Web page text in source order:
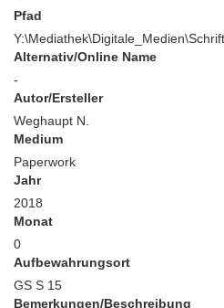
Pfad
Alternativ/Online Name
-
Autor/Ersteller
Weghaupt N.
Medium
Paperwork
Jahr
2018
Monat
0
Aufbewahrungsort
GS S 15
Bemerkungen/Beschreibung